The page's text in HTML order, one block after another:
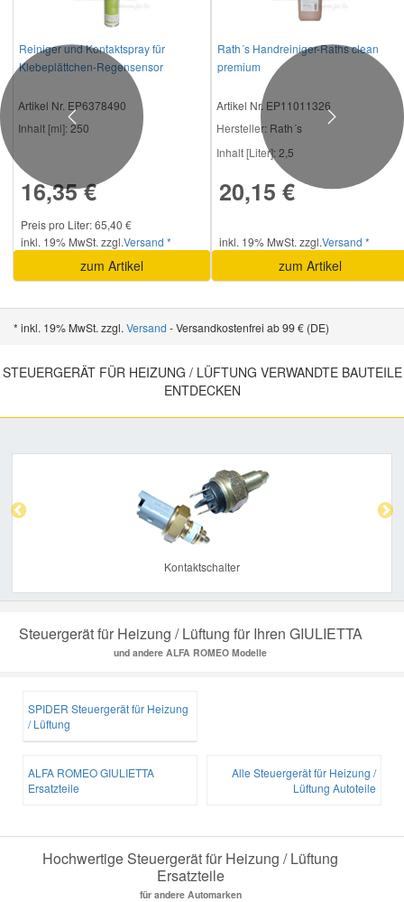
Reiniger und Kontaktspray für
Klebeplättchen-Regensensor
Artikel Nr. EP6378490
Inhalt [ml]: 250
16,35 €
Preis pro Liter: 65,40 €
inkl. 19% MwSt. zzgl.Versand *
zum Artikel
Rath´s Handreiniger-Raths clean
premium
Artikel Nr. EP11011326
Hersteller: Rath´s
Inhalt [Liter]: 2,5
20,15 €
inkl. 19% MwSt. zzgl.Versand *
zum Artikel
Previous Next
* inkl. 19% MwSt. zzgl. Versand - Versandkostenfrei ab 99 € (DE)
STEUERGERÄT FÜR HEIZUNG / LÜFTUNG VERWANDTE BAUTEILE
ENTDECKEN
Kontaktschalter
Steuergerät für Heizung / Lüftung für Ihren GIULIETTA
und andere ALFA ROMEO Modelle
SPIDER Steuergerät für Heizung
/ Lüftung
ALFA ROMEO GIULIETTA
Ersatzteile
Alle Steuergerät für Heizung /
Lüftung Autoteile
Hochwertige Steuergerät für Heizung / Lüftung
Ersatzteile
für andere Automarken